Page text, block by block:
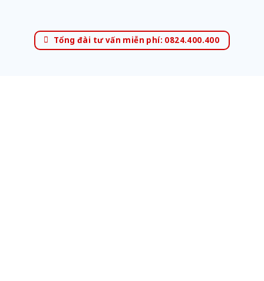
Tổng đài tư vấn miễn phí: 0824.400.400